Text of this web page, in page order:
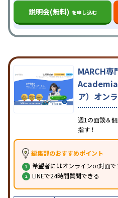
説明会(無料) を申し込む
MARCH専
Academia
ア）オン
週1の面談＆
指す！
編集部のおすすめポイント
希望者にはオンラインor対面
LINEで24時間質問できる